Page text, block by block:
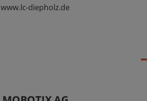
www.lc-diepholz.de